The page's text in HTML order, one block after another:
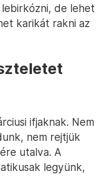
de lehet
karikát rakni az
ifjaknak. Nem
nem rejtjük
utalva. A
legyünk,